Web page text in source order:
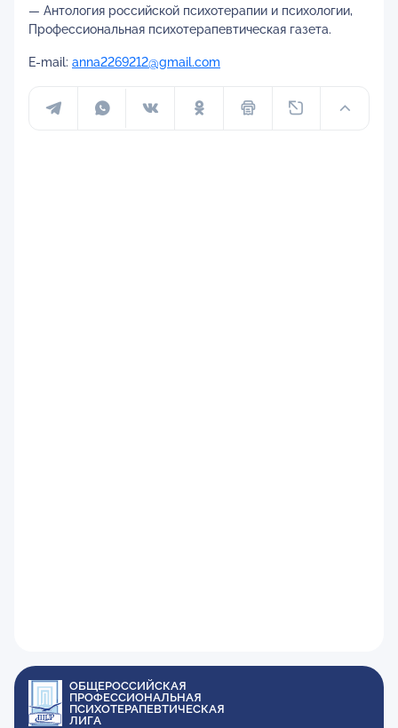
— Антология российской психотерапии и психологии,
Профессиональная психотерапевтическая газета.
E-mail: anna2269212@gmail.com
ОБЩЕРОССИЙСКАЯ
ПРОФЕССИОНАЛЬНАЯ
ПСИХОТЕРАПЕВТИЧЕСКАЯ
ЛИГА